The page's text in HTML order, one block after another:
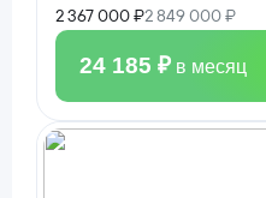
2 367 000 ₽2 849 000 ₽
24 185 ₽ в месяц